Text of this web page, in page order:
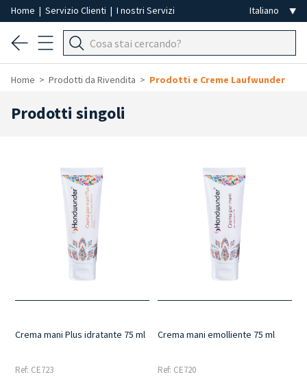
Home | Servizio Clienti | I nostri Servizi
Home Prodotti da Rivendita Prodotti e Creme Laufwunder
Prodotti singoli
Crema mani Plus idratante 75 ml
Ref: CE723
Crema mani emolliente 75 ml
Ref: CE720